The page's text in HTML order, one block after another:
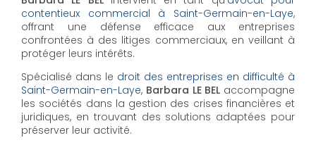
contentieux commercial à Saint-Germain-en-Laye,
offrant une défense efficace aux entreprises
confrontées à des litiges commerciaux, en veillant à
protéger leurs intérêts.
Spécialisé dans le droit des entreprises en difficulté à
Saint-Germain-en-Laye, Barbara LE BEL accompagne
les sociétés dans la gestion des crises financières et
juridiques, en trouvant des solutions adaptées pour
préserver leur activité.